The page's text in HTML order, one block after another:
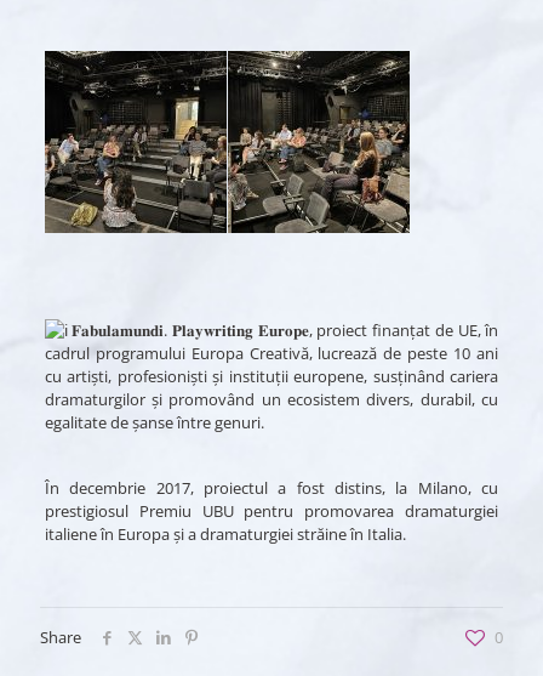
𝐅𝐚𝐛𝐮𝐥𝐚𝐦𝐮𝐧𝐝𝐢. 𝐏𝐥𝐚𝐲𝐰𝐫𝐢𝐭𝐢𝐧𝐠 𝐄𝐮𝐫𝐨𝐩𝐞, proiect finanțat de UE, în
cadrul programului Europa Creativă, lucrează de peste 10 ani
cu artiști, profesioniști și instituții europene, susținând cariera
dramaturgilor și promovând un ecosistem divers, durabil, cu
egalitate de șanse între genuri.
În decembrie 2017, proiectul a fost distins, la Milano, cu
prestigiosul Premiu UBU pentru promovarea dramaturgiei
italiene în Europa și a dramaturgiei străine în Italia.
Share 0